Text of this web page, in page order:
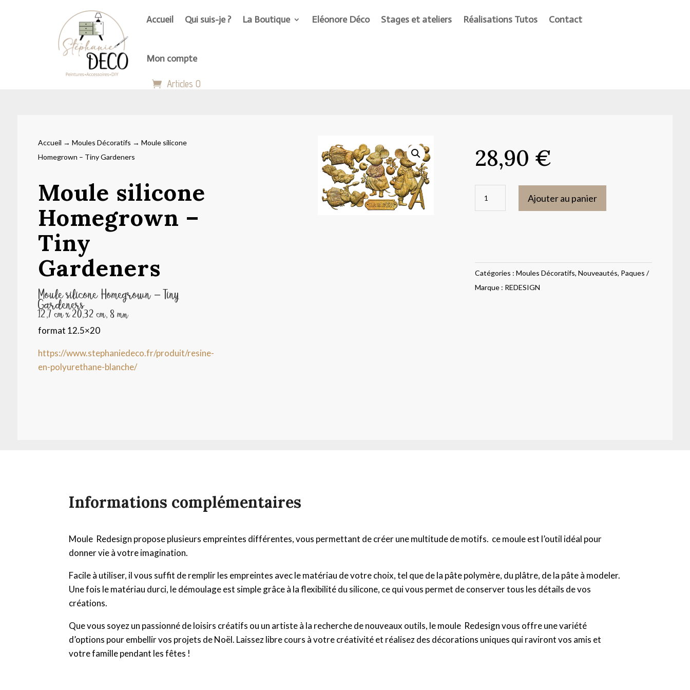
Accueil Qui suis-je ? La Boutique Eléonore Déco Stages et ateliers Réalisations Tutos Contact
Mon compte
Articles 0
Accueil → Moules Décoratifs → Moule silicone
Homegrown – Tiny Gardeners
Moule silicone
Homegrown –
Tiny
Gardeners
Moule silicone Homegrown – Tiny
Gardeners
12,7 cm x 20,32 cm, 8 mm
format 12.5×20
https://www.stephaniedeco.fr/produit/resine-
en-polyurethane-blanche/
28,90 €
–
Tiny
Gardeners
Ajouter au panier
Catégories : Moules Décoratifs, Nouveautés, Paques
Marque : REDESIGN
Informations complémentaires
Moule Redesign propose plusieurs empreintes différentes, vous permettant de créer une multitude de motifs. ce moule est l’outil idéal pour
donner vie à votre imagination.
Facile à utiliser, il vous suffit de remplir les empreintes avec le matériau de votre choix, tel que de la pâte polymère, du plâtre, de la pâte à modeler.
Une fois le matériau durci, le démoulage est simple grâce à la flexibilité du silicone, ce qui vous permet de conserver tous les détails de vos
créations.
Que vous soyez un passionné de loisirs créatifs ou un artiste à la recherche de nouveaux outils, le moule Redesign vous offre une variété
d’options pour embellir vos projets de Noël. Laissez libre cours à votre créativité et réalisez des décorations uniques qui raviront vos amis et
votre famille pendant les fêtes !